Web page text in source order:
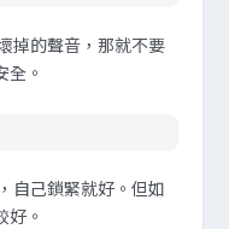
掉的聲音，那就不要
全。
自己鎖緊就好。但如
。